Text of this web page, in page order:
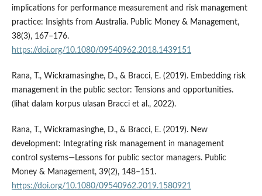
implications for performance measurement and risk management
practice: Insights from Australia. Public Money & Management,
38(3), 167–176.
https://doi.org/10.1080/09540962.2018.1439151
Rana, T., Wickramasinghe, D., & Bracci, E. (2019). Embedding risk
management in the public sector: Tensions and opportunities.
(lihat dalam korpus ulasan Bracci et al., 2022).
Rana, T., Wickramasinghe, D., & Bracci, E. (2019). New
development: Integrating risk management in management
control systems—Lessons for public sector managers. Public
Money & Management, 39(2), 148–151.
https://doi.org/10.1080/09540962.2019.1580921